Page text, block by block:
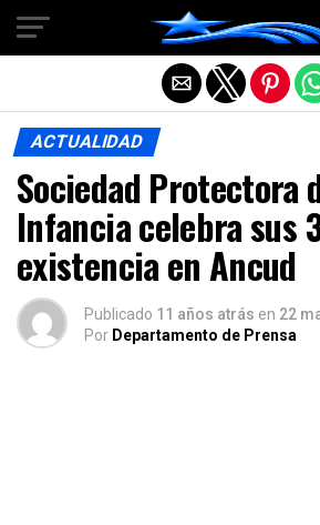
ACTUALIDAD
Sociedad Protectora
Infancia celebra sus
existencia en Ancud
Publicado 11 años atrás en 22
Por Departamento de Prensa
Salir de la versión